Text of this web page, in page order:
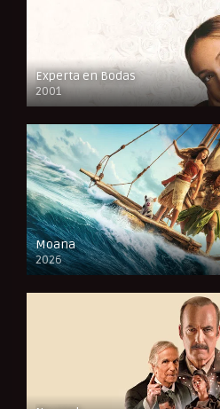
Experta en Bodas
2001
FULL HD
Moana
2026
CAM